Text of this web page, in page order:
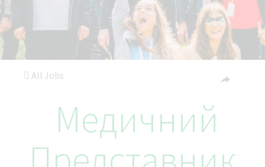
All Jobs
Медичний